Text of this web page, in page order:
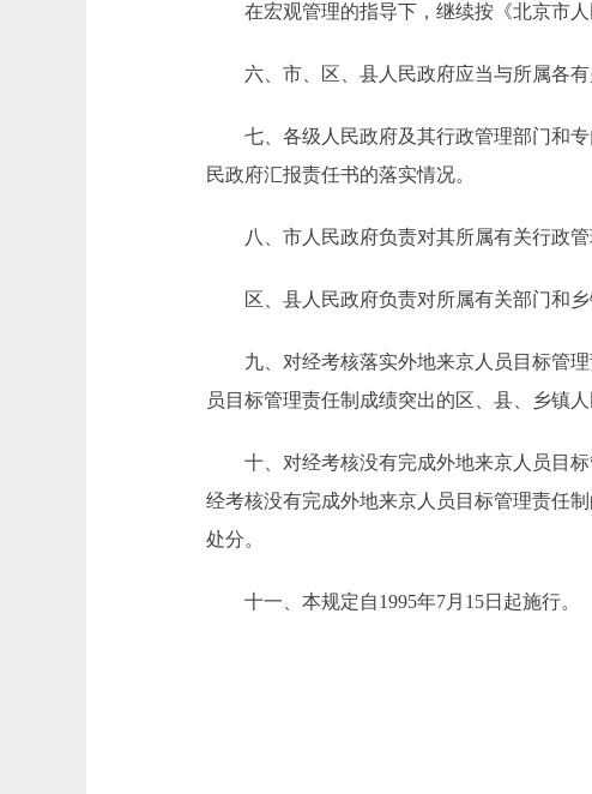
在宏观管理的指导下，继续按《北京市人
六、市、区、县人民政府应当与所属各有
七、各级人民政府及其行政管理部门和专
民政府汇报责任书的落实情况。
八、市人民政府负责对其所属有关行政管
区、县人民政府负责对所属有关部门和乡
九、对经考核落实外地来京人员目标管理
员目标管理责任制成绩突出的区、县、乡镇
十、对经考核没有完成外地来京人员目标
经考核没有完成外地来京人员目标管理责任
处分。
十一、本规定自1995年7月15日起施行。